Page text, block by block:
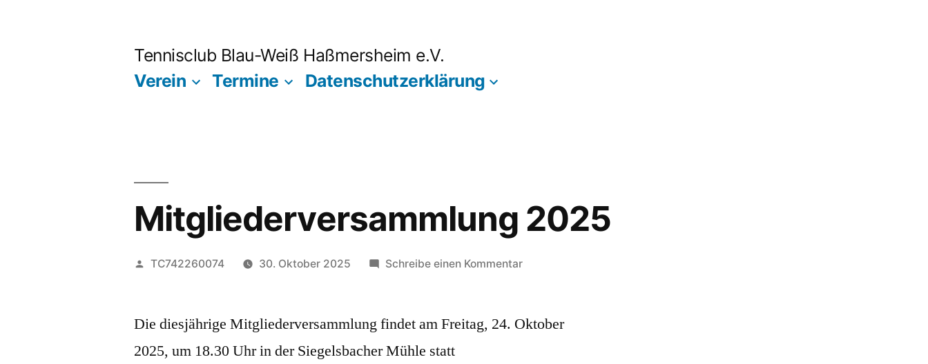
Tennisclub Blau-Weiß Haßmersheim e.V.
Verein
Termine Datenschutzerklärung
Mitgliederversammlung 2025
Veröffentlicht
TC742260074 30. Oktober 2025 Schreibe einen Kommentarzu
Die diesjährige Mitgliederversammlung findet am Freitag, 24. Oktober
2025, um 18.30 Uhr in der Siegelsbacher Mühle statt